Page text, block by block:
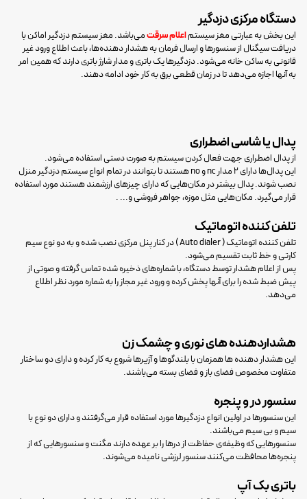
دستگاه مرکزی دزدگیر
این بخش به عبارتی مغز سیستماعلام سرقتمی‌باشد. مغز سیستم دزدگیر اماکن با
دریافت سیگنال از سنسورها و ارسال فرمان به هشدار دهنده‌ها، باعث اطلاع ورود غیر
قانونی به ساکن خانه می‌شود. دزدگیرها یک باتری و مدار شارژ باتری دارند که همین امر
به آنها اجازه می‌دهد تا در زمان قطعی برق به کار خود ادامه دهند.
پدال یا شاسی اضطراری
از پدال اضطراری جهت فعال کردن سیستم به صورت دستی استفاده می‌شود.
این پدال‌ها دارای ۲ مدار nc و no هستند تا بتوانند در تمام انواع سیستم دزدگیر منزل
نصب شوند. پدال بیشتر در مکان‌هایی که دارای چیزهای ارزشمند هستند مورد استفاده
قرار می‌گیرد. مکان‌هایی مثل موزه، جواهر فروشی و... .
تلفن کننده اتوماتیک
تلفن کننده اتوماتیک ( Auto dialer ) در کنار پنل مرکزی نصب شده و به دو نوع سیم
کارتی و خط ثابت تقسیم می‌شود.
پس از اعلام هشدار توسط دستگاه، با شماره‌های ذخیره شده تماس گرفته و صوتی از
پیش ضبط شده را برای آنها پخش کرده و ورود غیر مجاز را به شماره مورد نظر اطلاع
می‌دهد.
هشداردهنده های نوری و چشمک زن
این هشدار دهنده ها همزمان با بلندگوها و آژیرها شروع به کار‌ کرده و دارای دو ساختار
متفاوت مخصوص فضای باز و فضای بسته می‌باشند.
سنسور در و پنجره
این سنسورها در اولین انواع دزدگیرها مورد استفاده قرار می‌گرفتند و دارای دو نوع با
سیم و بی سیم می‌باشند.
سنسورهایی که وظیفه‌ی حفاظت از درها را بر عهده دارند مگنت و سنسورهایی که از
پنجره‌ها محافظت می‌کنند سنسور لرزشی نامیده می‌شوند.
باتری بک آپ